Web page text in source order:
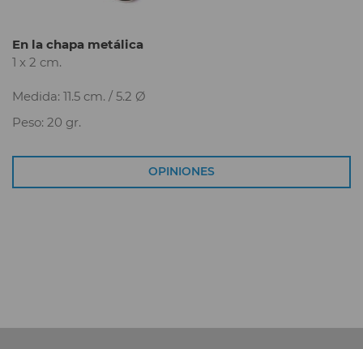
En la chapa metálica
1 x 2 cm.
Medida: 11.5 cm. / 5.2 Ø
Peso: 20 gr.
OPINIONES